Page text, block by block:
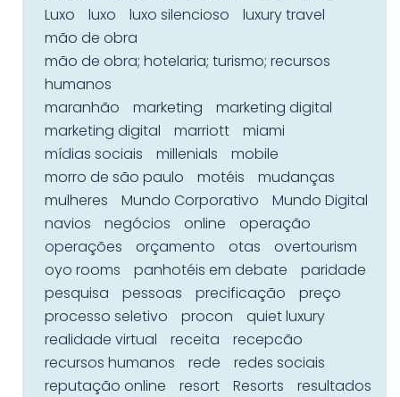
Luxo
luxo luxo silencioso
luxury travel
mão de obra
mão de obra; hotelaria; turismo; recursos
humanos
maranhão
marketing
marketing digital
marketing digital
marriott
miami
mídias sociais
millenials
mobile
morro de são paulo
motéis
mudanças
mulheres
Mundo Corporativo
Mundo Digital
navios
negócios online
operação
operações
orçamento otas
overtourism
oyo rooms
panhotéis em debate
paridade
pesquisa
pessoas precificação
preço
processo seletivo
procon
quiet luxury
realidade virtual
receita
recepcão
recursos humanos
rede
redes sociais
reputação online
resort Resorts
resultados